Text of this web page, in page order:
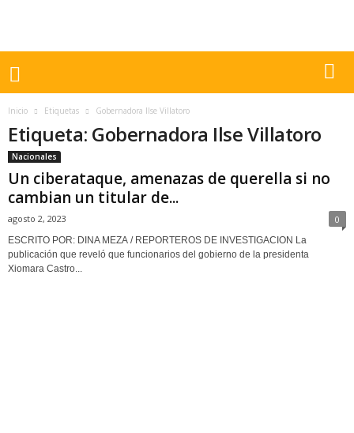
Inicio Etiquetas Gobernadora Ilse Villatoro
Etiqueta: Gobernadora Ilse Villatoro
Nacionales
Un ciberataque, amenazas de querella si no
cambian un titular de...
agosto 2, 2023 0
ESCRITO POR: DINA MEZA / REPORTEROS DE INVESTIGACION La
publicación que reveló que funcionarios del gobierno de la presidenta
Xiomara Castro...